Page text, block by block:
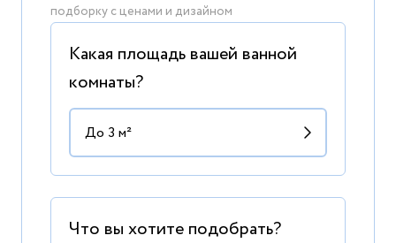
подборку с ценами и дизайном
Какая площадь вашей ванной
комнаты?
Что вы хотите подобрать?